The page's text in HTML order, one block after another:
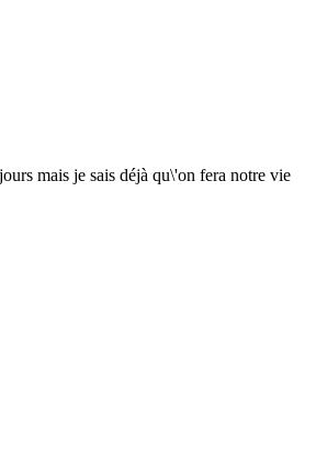
mais je sais déjà qu\'on fera notre vie